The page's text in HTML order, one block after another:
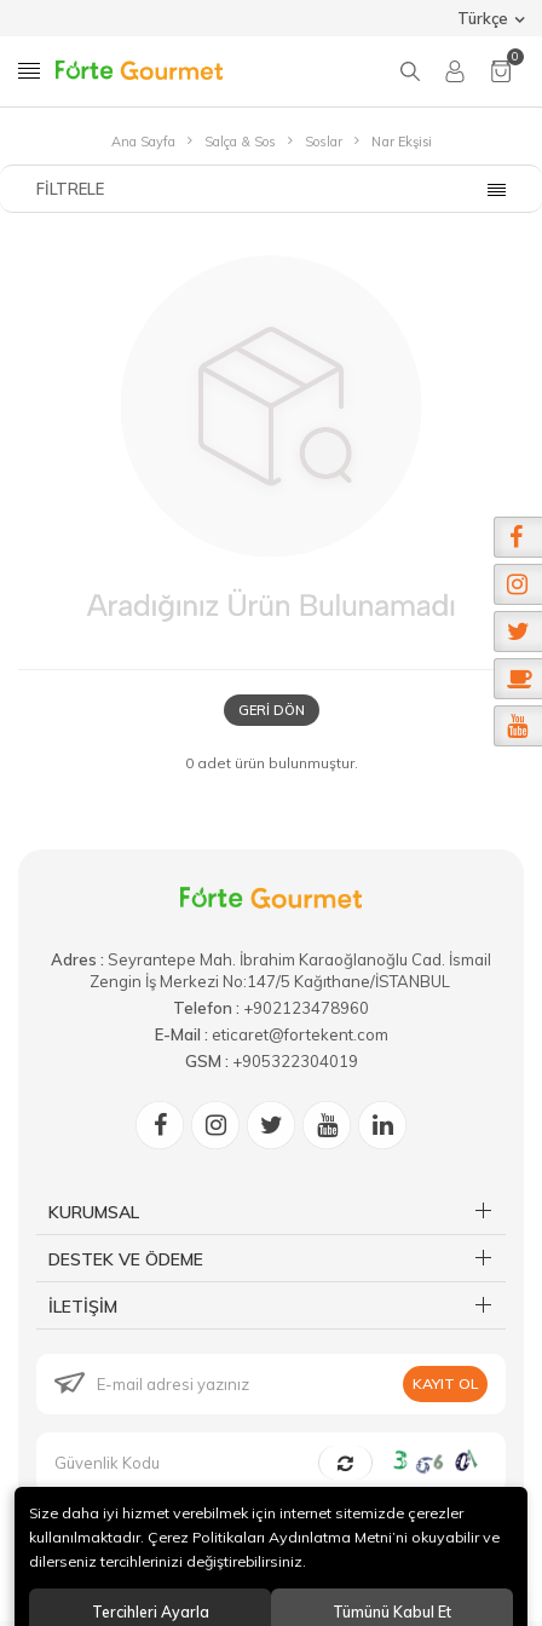
Türkçe
0
Ana Sayfa Salça & Sos Soslar Nar Ekşisi
FILTRELE
GERI DÖN
0 adet ürün bulunmuştur.
Adres : ​Seyrantepe Mah. İbrahim Karaoğlanoğlu Cad. İsmail
Zengin İş Merkezi No:147/5 Kağıthane/İSTANBUL
Telefon : +902123478960
E-Mail : eticaret@fortekent.com
GSM : +905322304019
KURUMSAL
DESTEK VE ÖDEME
İLETİŞİM
KAYIT OL
© 2019 Forte Gurme Tüm hakları saklıdır.
Size daha iyi hizmet verebilmek için internet sitemizde çerezler
kullanılmaktadır. Çerez Politikaları Aydınlatma Metni’ni okuyabilir ve
dilerseniz tercihlerinizi değiştirebilirsiniz.
Tercihleri Ayarla Tümünü Kabul Et